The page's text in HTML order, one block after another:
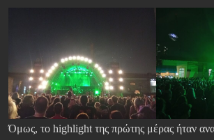
Όμως, το highlight της πρώτης μέρας ήταν